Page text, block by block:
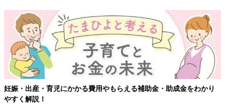
妊娠・出産・育児にかかる費用やもらえる補助金・助成金をわかり
やすく解説！